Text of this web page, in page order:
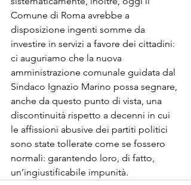
Comune di Roma avrebbe a
disposizione ingenti somme da
investire in servizi a favore dei cittadini:
ci auguriamo che la nuova
amministrazione comunale guidata dal
Sindaco Ignazio Marino possa segnare,
anche da questo punto di vista, una
discontinuità rispetto a decenni in cui
le affissioni abusive dei partiti politici
sono state tollerate come se fossero
normali: garantendo loro, di fatto,
un’ingiustificabile impunità.